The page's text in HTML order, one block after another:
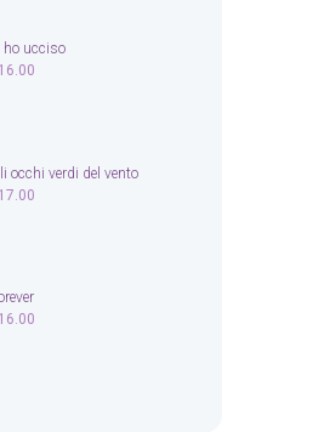
ho ucciso
occhi verdi del vento